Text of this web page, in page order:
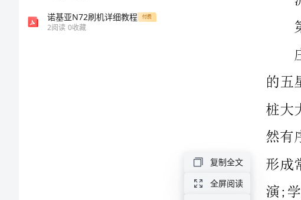
诺基亚N72刷机详细教程 付费
2阅读 0收藏
程。
复制全文
全屏阅读